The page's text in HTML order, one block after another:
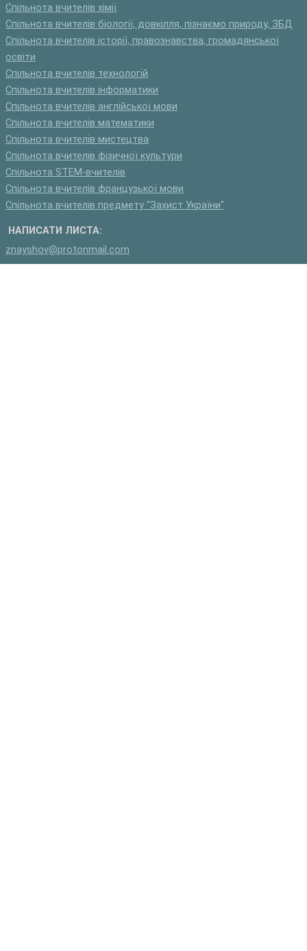
Спільнота вчителів хімії
Спільнота вчителів біології, довкілля, пізнаємо природу, ЗБД
Спільнота вчителів історії, правознавства, громадянської
освіти
Спільнота вчителів технологій
Спільнота вчителів інформатики
Спільнота вчителів англійської мови
Спільнота вчителів математики
Спільнота вчителів мистецтва
Спільнота вчителів фізичної культури
Спільнота STEM-вчителів
Спільнота вчителів французької мови
Спільнота вчителів предмету "Захист України"
НАПИСАТИ ЛИСТА:
znayshov@protonmail.com